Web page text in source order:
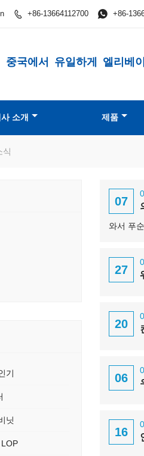
 +86-13664112700  +86-
중국에서 유일하게 엘리베
소개 제품
식
07
와서 푸
27
20
06
16
기
닛